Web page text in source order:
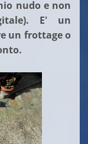
nudo e non
E' un
un frottage o
.